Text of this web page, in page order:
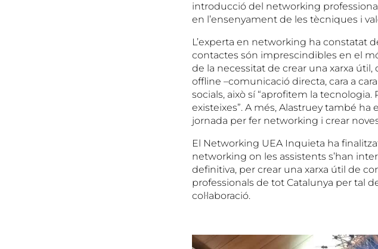
introducció del networking
en l’ensenyament de les tècniques i
L’experta en networking ha constatat
contactes són imprescindibles en el
de la necessitat de crear una xarxa
offline –comunicació directa, cara a
socials, això sí “aprofitem la
existeixes”. A més, Alastruey també
jornada per fer networking i crear
El Networking UEA Inquieta ha
networking on les assistents s’han
definitiva, per crear una xarxa útil de
professionals de tot Catalunya per tal
col·laboració.